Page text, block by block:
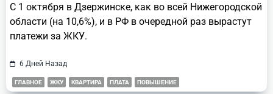
С 1 октября в Дзержинске, как во всей Нижегородской
области (на 10,6%), и в РФ в очередной раз вырастут
платежи за ЖКУ.
6 Дней Назад
ГЛАВНОЕ ЖКУ КВАРТИРА ПЛАТА ПОВЫШЕНИЕ